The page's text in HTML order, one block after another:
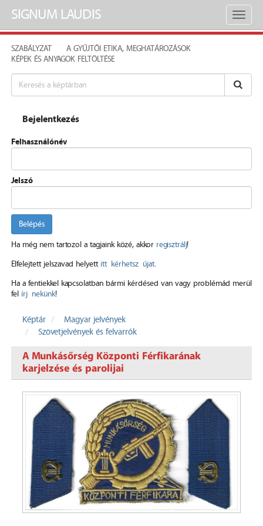
Toggle
SIGNUM LAUDIS
SZABÁLYZAT
A GYŰJTŐI ETIKA, MEGHATÁROZÁSOK
KÉPEK ÉS ANYAGOK FELTÖLTÉSE
Bejelentkezés
Felhasználónév
Jelszó
Belépés
Ha még nem tartozol a tagjaink közé, akkor regisztrálj!
Elfelejtett jelszavad helyett itt kérhetsz újat.
Ha a fentiekkel kapcsolatban bármi kérdésed van vagy problémád merül
fel írj nekünk!
Képtár
Magyar jelvények
Szövetjelvények és felvarrók
A Munkásőrség Központi Férfikarának
karjelzése és parolijai